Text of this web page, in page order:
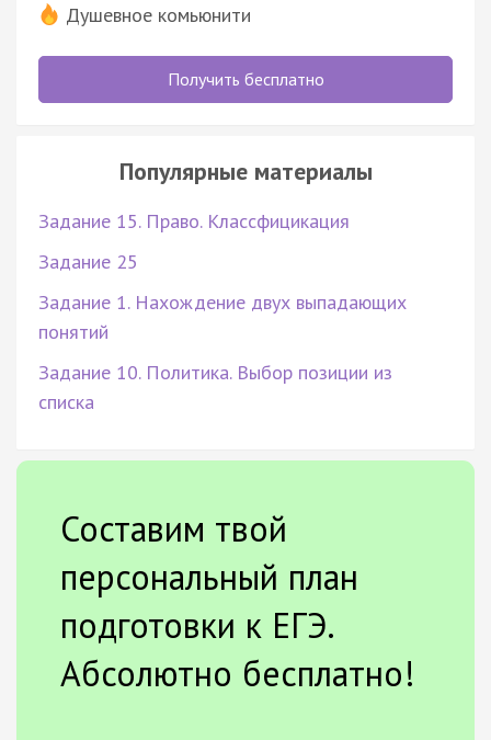
Душевное комьюнити
Получить бесплатно
Популярные материалы
Задание 15. Право. Классфицикация
Задание 25
Задание 1. Нахождение двух выпадающих
понятий
Задание 10. Политика. Выбор позиции из
списка
Составим твой
персональный план
подготовки к ЕГЭ.
Абсолютно бесплатно!